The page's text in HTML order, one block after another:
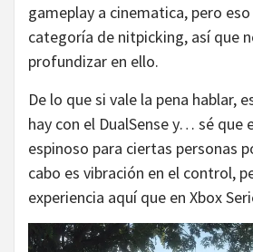
gameplay a cinematica, pero
categoría de nitpicking, así que
profundizar en ello.
De lo que si vale la pena hablar,
hay con el DualSense y… sé que
espinoso para ciertas personas
cabo es vibración en el control,
experiencia aquí que en Xbox